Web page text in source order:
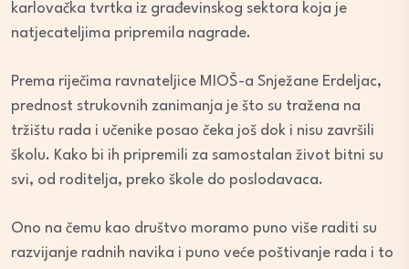
karlovačka tvrtka iz građevinskog sektora koja je
natjecateljima pripremila nagrade.
Prema riječima ravnateljice MIOŠ-a Snježane Erdeljac,
prednost strukovnih zanimanja je što su tražena na
tržištu rada i učenike posao čeka još dok i nisu završili
školu. Kako bi ih pripremili za samostalan život bitni su
svi, od roditelja, preko škole do poslodavaca.
Ono na čemu kao društvo moramo puno više raditi su
razvijanje radnih navika i puno veće poštivanje rada i to